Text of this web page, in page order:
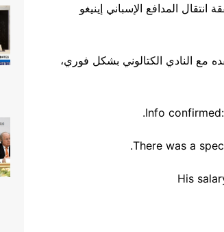
انتقال المدافع الإسباني إينيغو
مع النادي الكتالوني بشكل فوري،
There was a
His